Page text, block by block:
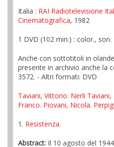
Italia : RAI Radiotelevisione
Cinematografica, 1982
1 DVD (102 min.) : color., son.
Anche con sottotitoli in
presente in archivio anche la
3572. - Altri formati: DVD
Taviani, Vittorio. Nerli Taviani,
Franco. Piovani, Nicola.
1. Resistenza.
Abstract: Il 10 agosto del